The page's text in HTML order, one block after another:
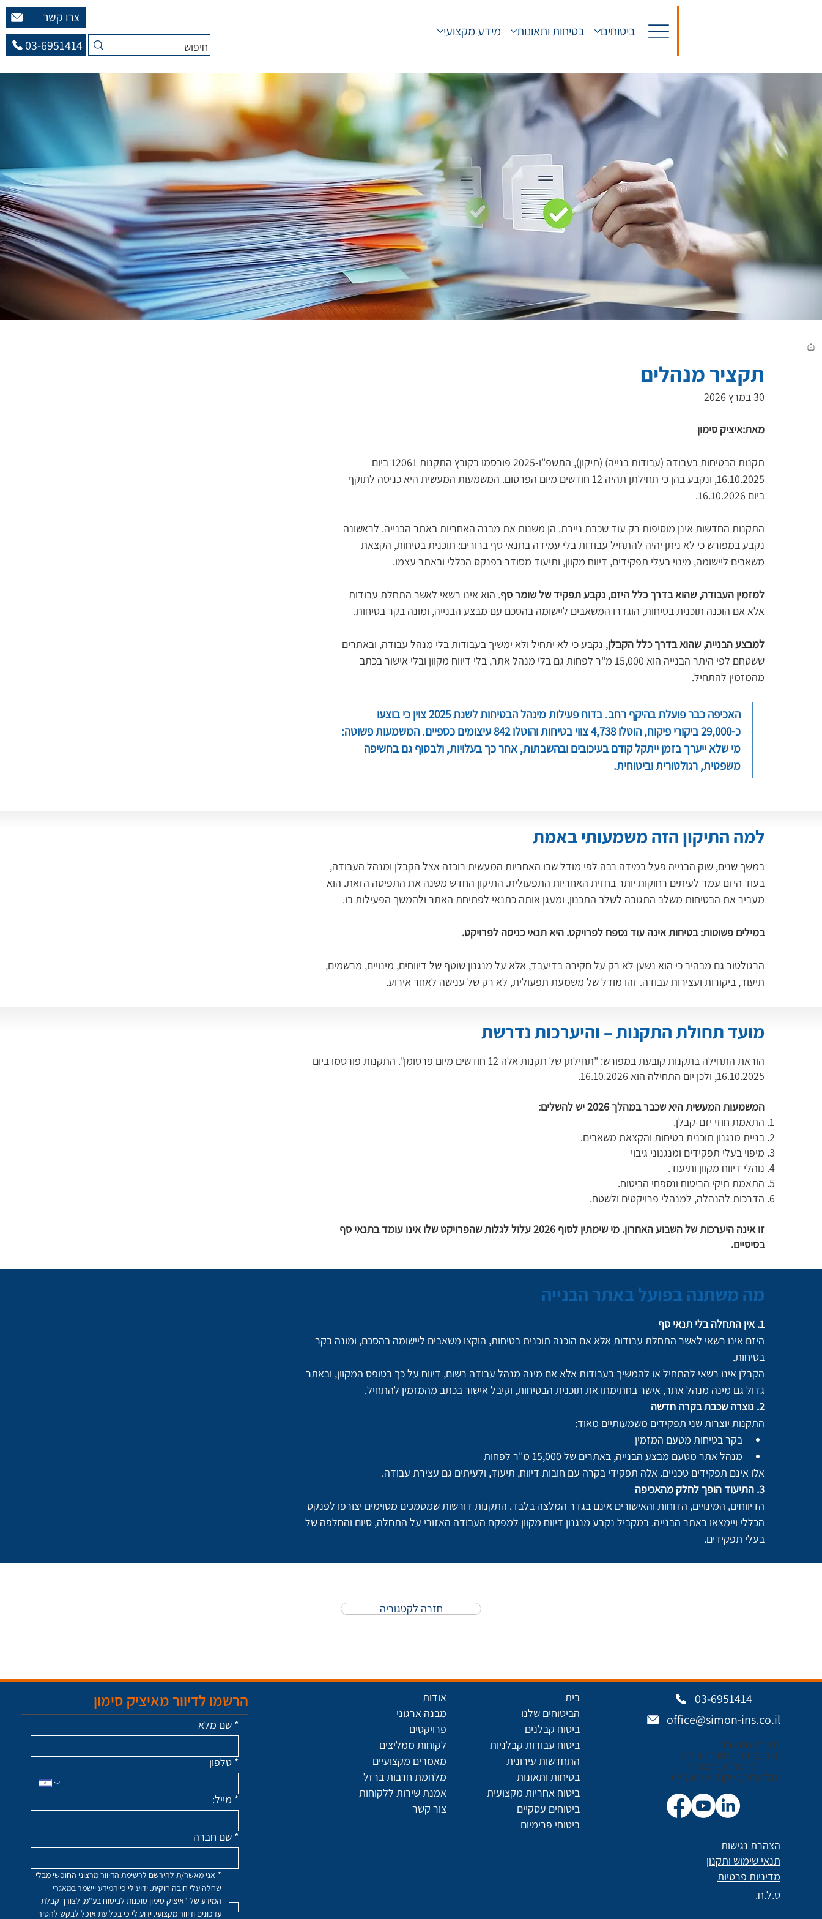
צרו קשר
03-6951414
ביטוחים בטיחות ותאונות מידע מקצועי
תקציר מנהלים
30 במרץ 2026
מאת:איציק סימון
תקנות הבטיחות בעבודה (עבודות בנייה) (תיקון), התשפ"ו-2025 פורסמו בקובץ התקנות 12061 ביום
16.10.2025, ונקבע בהן כי תחילתן תהיה 12 חודשים מיום הפרסום. המשמעות המעשית היא כניסה לתוקף
ביום 16.10.2026.
התקנות החדשות אינן מוסיפות רק עוד שכבת ניירת. הן משנות את מבנה האחריות באתר הבנייה. לראשונה
נקבע במפורש כי לא ניתן יהיה להתחיל עבודות בלי עמידה בתנאי סף ברורים: תוכנית בטיחות, הקצאת
משאבים ליישומה, מינוי בעלי תפקידים, דיווח מקוון, ותיעוד מסודר בפנקס הכללי ובאתר עצמו.
למזמין העבודה, שהוא בדרך כלל היזם, נקבע תפקיד של שומר סף. הוא אינו רשאי לאשר התחלת עבודות
אלא אם הוכנה תוכנית בטיחות, הוגדרו המשאבים ליישומה בהסכם עם מבצע הבנייה, ומונה בקר בטיחות.
למבצע הבנייה, שהוא בדרך כלל הקבלן, נקבע כי לא יתחיל ולא ימשיך בעבודות בלי מנהל עבודה, ובאתרים
ששטחם לפי היתר הבנייה הוא 15,000 מ"ר לפחות גם בלי מנהל אתר, בלי דיווח מקוון ובלי אישור בכתב
מהמזמין להתחיל.
האכיפה כבר פועלת בהיקף רחב. בדוח פעילות מינהל הבטיחות לשנת 2025 צוין כי בוצעו
כ-29,000 ביקורי פיקוח, הוטלו 4,738 צווי בטיחות והוטלו 842 עיצומים כספיים. המשמעות פשוטה:
מי שלא ייערך בזמן ייתקל קודם בעיכובים ובהשבתות, אחר כך בעלויות, ולבסוף גם בחשיפה
משפטית, רגולטורית וביטוחית.
למה התיקון הזה משמעותי באמת
במשך שנים, שוק הבנייה פעל במידה רבה לפי מודל שבו האחריות המעשית רוכזה אצל הקבלן ומנהל העבודה,
בעוד היזם עמד לעיתים רחוקות יותר בחזית האחריות התפעולית. התיקון החדש משנה את התפיסה הזאת. הוא
מעביר את הבטיחות משלב התגובה לשלב התכנון, ומעגן אותה כתנאי לפתיחת האתר ולהמשך הפעילות בו.
במילים פשוטות: בטיחות אינה עוד נספח לפרויקט. היא תנאי כניסה לפרויקט.
הרגולטור גם מבהיר כי הוא נשען לא רק על חקירה בדיעבד, אלא על מנגנון שוטף של דיווחים, מינויים, מרשמים,
תיעוד, ביקורות ועצירות עבודה. זהו מודל של משמעת תפעולית, לא רק של ענישה לאחר אירוע.
הוראת התחילה בתקנות קובעת במפורש: "תחילתן של תקנות אלה 12 חודשים מיום פרסומן". התקנות פורסמו ביום
16.10.2025, ולכן יום התחילה הוא 16.10.2026.
המשמעות המעשית היא שכבר במהלך 2026 יש להשלים:
התאמת חוזי יזם-קבלן.
בניית מנגנון תוכנית בטיחות והקצאת משאבים.
מיפוי בעלי תפקידים ומנגנוני גיבוי
נוהלי דיווח מקוון ותיעוד.
התאמת תיקי הביטוח ונספחי הביטוח.
הדרכות להנהלה, למנהלי פרויקטים ולשטח.
זו אינה היערכות של השבוע האחרון. מי שימתין לסוף 2026 עלול לגלות שהפרויקט שלו אינו עומד בתנאי סף
בסיסיים.
מועד תחולת התקנות – והיערכות נדרשת
מה משתנה בפועל באתר הבנייה
1. אין התחלה בלי תנאי סף
היזם אינו רשאי לאשר התחלת עבודות אלא אם הוכנה תוכנית בטיחות, הוקצו משאבים ליישומה בהסכם, ומונה בקר
בטיחות.
הקבלן אינו רשאי להתחיל או להמשיך בעבודות אלא אם מינה מנהל עבודה רשום, דיווח על כך בטופס המקוון, ובאתר
גדול גם מינה מנהל אתר, אישר בחתימתו את תוכנית הבטיחות, וקיבל אישור בכתב מהמזמין להתחיל.
2. נוצרה שכבת בקרה חדשה
התקנות יוצרות שני תפקידים משמעותיים מאוד:
בקר בטיחות מטעם המזמין
מנהל אתר מטעם מבצע הבנייה, באתרים של 15,000 מ"ר לפחות
אלו אינם תפקידים טכניים. אלה תפקידי בקרה עם חובות דיווח, תיעוד, ולעיתים גם עצירת עבודה.
3. התיעוד הופך לחלק מהאכיפה
הדיווחים, המינויים, הדוחות והאישורים אינם בגדר המלצה בלבד. התקנות דורשות שמסמכים מסוימים יצורפו לפנקס
הכללי ויימצאו באתר הבנייה. במקביל נקבע מנגנון דיווח מקוון למפקח העבודה האזורי על התחלה, סיום והחלפה של
בעלי תפקידים.
חזרה לקטגוריה
הרשמו לדיוור מאיציק סימון
* שם מלא
* טלפון
* מייל:
* שם חברה
*
המידע של "איציק סימון סוכנות לביטוח בע"מ, לצורך קבלת
עדכונים ודיוור מקצועי. ידוע לי כי בכל עת אוכל לבקש להסיר
כתובת המשרד:
בית קנדה , רחוב נירים 3
כניסה C, קומה 3
תל אביב, מיקוד: 6706038
03-6951414
office@simon-ins.co.il
הצהרת נגישות
תנאי שימוש ותקנון
מדיניות פרטיות
ט.ל.ח.
אודות
מבנה ארגוני
פרויקטים
לקוחות ממליצים
מאמרים מקצועיים
מלחמת חרבות ברזל
אמנת שירות ללקוחות
צור קשר
בית
הביטוחים שלנו
ביטוח קבלנים
ביטוח עבודות קבלניות
התחדשות עירונית
בטיחות ותאונות
ביטוח אחריות מקצועית
ביטוחים עסקיים
ביטוחי פרימיום